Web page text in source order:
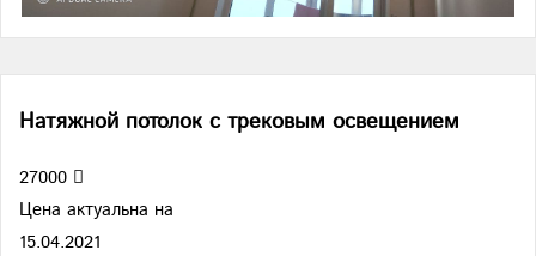
Натяжной потолок с трековым освещением
27000
Цена актуальна на
15.04.2021